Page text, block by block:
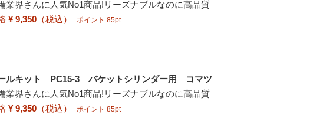
業界さんに人気No1商品!リーズナブルなのに高品質
¥ 9,350 （税込） ポイント 85pt
ルキット PC15-3 バケットシリンダー用 コマツ
業界さんに人気No1商品!リーズナブルなのに高品質
¥ 9,350 （税込） ポイント 85pt